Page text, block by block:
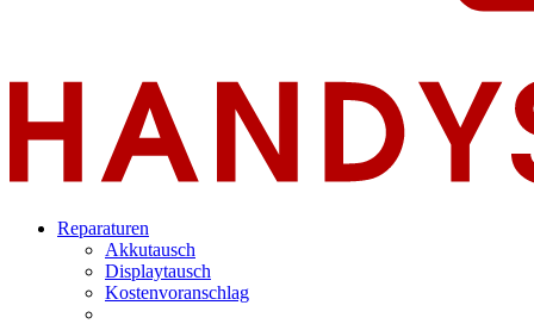
Reparaturen
Akkutausch
Displaytausch
Kostenvoranschlag